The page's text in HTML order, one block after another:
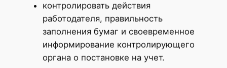
контролировать действия
работодателя, правильность
заполнения бумаг и своевременное
информирование контролирующего
органа о постановке на учет.